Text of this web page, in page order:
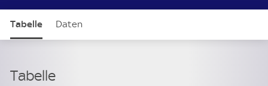
Tabelle Daten
Tabelle